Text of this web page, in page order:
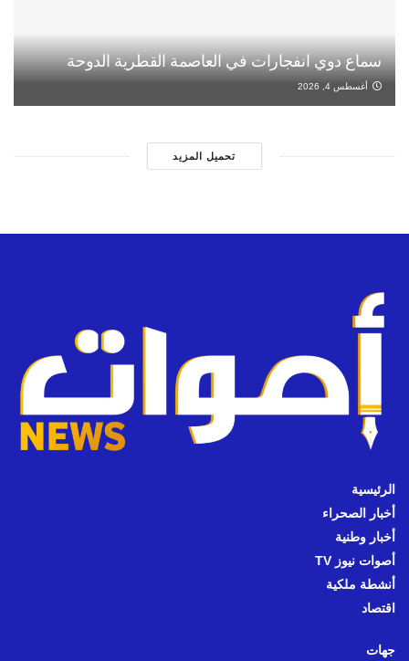
سماع دوي انفجارات في العاصمة القطرية الدوحة
أغسطس 4, 2026
تحميل المزيد
الرئيسية
أخبار الصحراء
أخبار وطنية
أصوات نيوز TV
أنشطة ملكية
اقتصاد
جهات